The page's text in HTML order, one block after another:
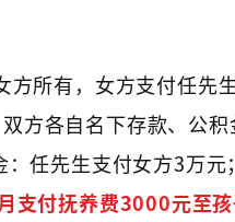
所有，女方支付任先
方各自名下存款、公
任先生支付女方3万
付抚养费3000元至孩